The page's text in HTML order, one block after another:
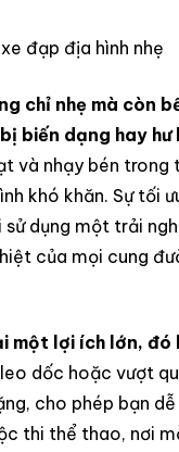
đạp địa hình nhẹ
chỉ nhẹ mà còn
biến dạng hay hư
và nhạy bén
khó khăn. Sự tối
dụng một trải
của mọi cung
một lợi ích lớn,
dốc hoặc vượt
cho phép bạn
thi thể thao, nơi